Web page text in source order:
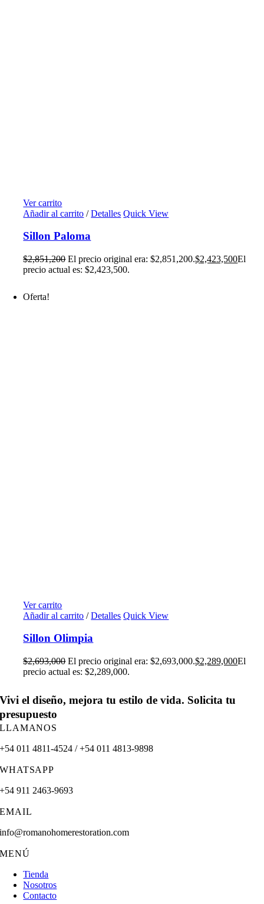
Ver carrito
Añadir al carrito / Detalles Quick View
Sillon Paloma
$2,851,200 El precio original era: $2,851,200.$2,423,500El
precio actual es: $2,423,500.
Oferta!
Ver carrito
Añadir al carrito / Detalles Quick View
Sillon Olimpia
$2,693,000 El precio original era: $2,693,000.$2,289,000El
precio actual es: $2,289,000.
Vivi el diseño, mejora tu estilo de vida. Solicita tu
presupuesto
LLAMANOS
+54 011 4811-4524 / +54 011 4813-9898
WHATSAPP
+54 911 2463-9693
EMAIL
info@romanohomerestoration.com
MENÚ
Tienda
Nosotros
Contacto